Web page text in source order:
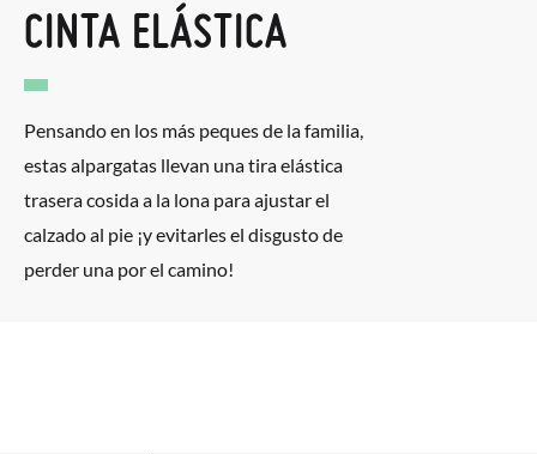
CINTA ELÁSTICA
Pensando en los más peques de la familia,
estas alpargatas llevan una tira elástica
trasera cosida a la lona para ajustar el
calzado al pie ¡y evitarles el disgusto de
perder una por el camino!